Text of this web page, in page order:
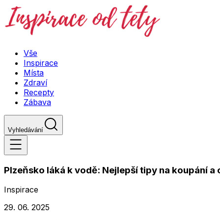
Vše
Inspirace
Místa
Zdraví
Recepty
Zábava
Vyhledávání
Plzeňsko láká k vodě: Nejlepší tipy na koupání a
Inspirace
29. 06. 2025